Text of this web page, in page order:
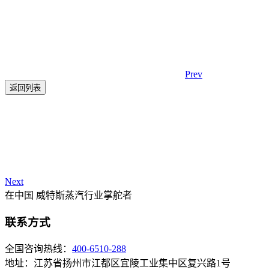
Prev
返回列表
Next
在中国 威特斯蒸汽行业掌舵者
联系方式
全国咨询热线： 400-6510-288
地址：江苏省扬州市江都区宜陵工业集中区复兴路1号